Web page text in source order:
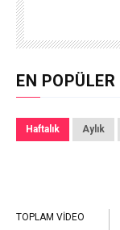
EN POPÜLER
Haftalık Aylık
TOPLAM VIDEO